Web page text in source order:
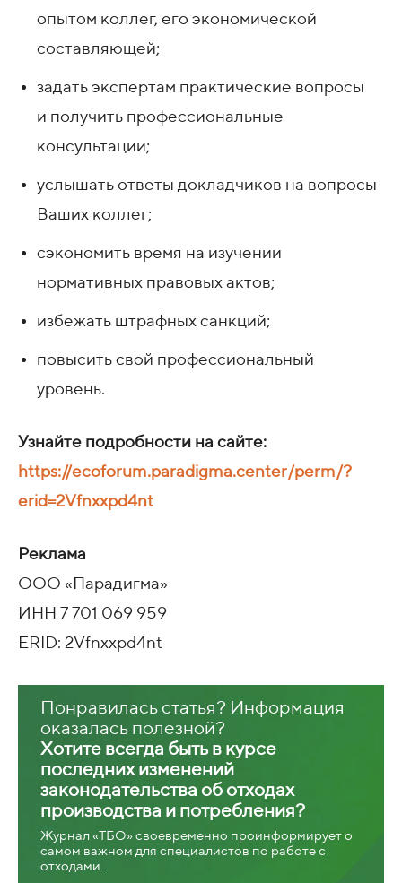
опытом коллег, его экономической
составляющей;
задать экспертам практические вопросы
и получить профессиональные
консультации;
услышать ответы докладчиков на вопросы
Ваших коллег;
сэкономить время на изучении
нормативных правовых актов;
избежать штрафных санкций;
повысить свой профессиональный
уровень.
Узнайте подробности на сайте:
https://ecoforum.paradigma.center/perm/?
erid=2Vfnxxpd4nt
Реклама
ООО «Парадигма»
ИНН 7 701 069 959
ERID: 2Vfnxxpd4nt
Понравилась статья? Информация
оказалась полезной?
Хотите всегда быть в курсе
последних изменений
законодательства об отходах
производства и потребления?
Журнал «ТБО» своевременно проинформирует о
самом важном для специалистов по работе с
отходами.